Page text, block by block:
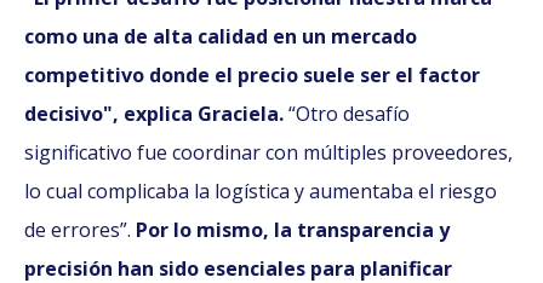
como una de alta calidad en un mercado
competitivo donde el precio suele ser el factor
decisivo", explica Graciela.“Otro desafío
significativo fue coordinar con múltiples proveedores,
lo cual complicaba la logística y aumentaba el riesgo
de errores”. Por lo mismo, la transparencia y
precisión han sido esenciales para planificar